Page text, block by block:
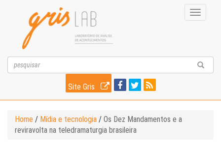
Toggle
Site Gris
Home / Mídia e tecnologia / Os Dez Mandamentos e a
reviravolta na teledramaturgia brasileira